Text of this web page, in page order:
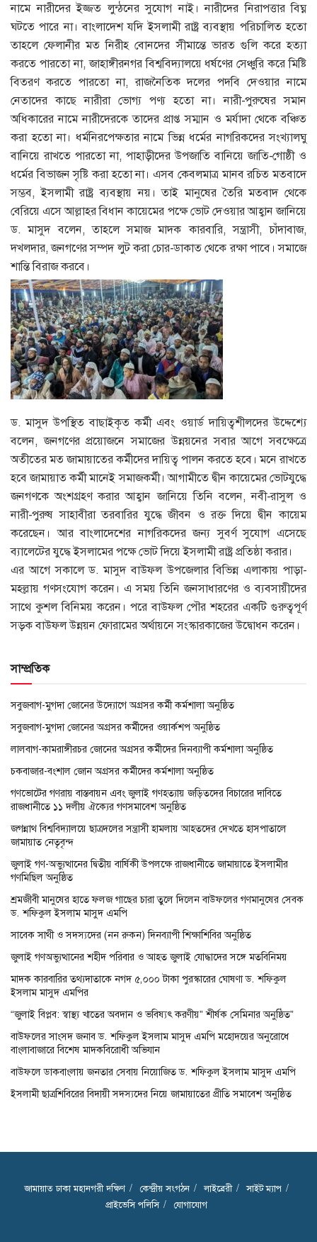
নামে নারীদের ইজ্জত লুন্ঠনের সুযোগ নাই। নারীদের নিরাপত্তার বিঘ্ন
ঘটতে পারে না। বাংলাদেশ যদি ইসলামী রাষ্ট্র ব্যবস্থায় পরিচালিত হতো
তাহলে ফেলানীর মত নিরীহ বোনদের সীমান্তে ভারত গুলি করে হত্যা
করতে পারতো না, জাহাঙ্গীরনগর বিশ্ববিদ্যালয়ে ধর্ষণের সেঞ্চুরি করে মিষ্টি
বিতরণ করতে পারতো না, রাজনৈতিক দলের পদবি দেওয়ার নামে
নেতাদের কাছে নারীরা ভোগ্য পণ্য হতো না। নারী-পুরুষের সমান
অধিকারের নামে নারীদেরকে তাদের প্রাপ্ত সম্মান ও মর্যাদা থেকে বঞ্চিত
করা হতো না। ধর্মনিরপেক্ষতার নামে ভিন্ন ধর্মের নাগরিকদের সংখ্যালঘু
বানিয়ে রাখতে পারতো না, পাহাড়ীদের উপজাতি বানিয়ে জাতি-গোষ্ঠী ও
ধর্মের বিভাজন সৃষ্টি করা হতো না। এসব কেবলমাত্র মানব রচিত মতবাদে
সম্ভব, ইসলামী রাষ্ট্র ব্যবস্থায় নয়। তাই মানুষের তৈরি মতবাদ থেকে
বেরিয়ে এসে আল্লাহর বিধান কায়েমের পক্ষে ভোট দেওয়ার আহ্বান জানিয়ে
ড. মাসুদ বলেন, তাহলে সমাজ মাদক কারবারি, সন্ত্রাসী, চাঁদাবাজ,
দখলদার, জনগণের সম্পদ লুট করা চোর-ডাকাত থেকে রক্ষা পাবে। সমাজে
শান্তি বিরাজ করবে।
ড. মাসুদ উপস্থিত বাছাইকৃত কর্মী এবং ওয়ার্ড দায়িত্বশীলদের উদ্দেশ্যে
বলেন, জনগণের প্রয়োজনে সমাজের উন্নয়নের সবার আগে সবক্ষেত্রে
অতীতের মত জামায়াতের কর্মীদের দায়িত্ব পালন করতে হবে। মনে রাখতে
হবে জামায়াত কর্মী মানেই সমাজকর্মী। আগামীতে দ্বীন কায়েমের ভোটযুদ্ধে
জনগণকে অংশগ্রহণ করার আহ্বান জানিয়ে তিনি বলেন, নবী-রাসুল ও
নারী-পুরুষ সাহাবীরা তরবারির যুদ্ধে জীবন ও রক্ত দিয়ে দ্বীন কায়েম
করেছেন। আর বাংলাদেশের নাগরিকদের জন্য সুবর্ণ সুযোগ এসেছে
ব্যালেটের যুদ্ধে ইসলামের পক্ষে ভোট দিয়ে ইসলামী রাষ্ট্র প্রতিষ্ঠা করার।
এর আগে সকালে ড. মাসুদ বাউফল উপজেলার বিভিন্ন এলাকায় পাড়া-
মহল্লায় গণসংযোগ করেন। এ সময় তিনি জনসাধারণের ও ব্যবসায়ীদের
সাথে কুশল বিনিময় করেন। পরে বাউফল পৌর শহরের একটি গুরুত্বপূর্ণ
সড়ক বাউফল উন্নয়ন ফোরামের অর্থায়নে সংস্কারকাজের উদ্বোধন করেন।
সাম্প্রতিক
সবুজবাগ-মুগদা জোনের উদ্যোগে অগ্রসর কর্মী কর্মশালা অনুষ্ঠিত
সবুজবাগ-মুগদা জোনের অগ্রসর কর্মীদের ওয়ার্কশপ অনুষ্ঠিত
লালবাগ-কামরাঙ্গীরচর জোনের অগ্রসর কর্মীদের দিনব্যাপী কর্মশালা অনুষ্ঠিত
চকবাজার-বংশাল জোন অগ্রসর কর্মীদের কর্মশালা অনুষ্ঠিত
গণভোটের গণরায় বাস্তবায়ন এবং জুলাই গণহত্যায় জড়িতদের বিচারের দাবিতে
রাজধানীতে ১১ দলীয় ঐক্যের গণসমাবেশ অনুষ্ঠিত
জগন্নাথ বিশ্ববিদ্যালয়ে ছাত্রদলের সন্ত্রাসী হামলায় আহতদের দেখতে হাসপাতালে
জামায়াত নেতৃবৃন্দ
জুলাই গণ-অভ্যুত্থানের দ্বিতীয় বার্ষিকী উপলক্ষে রাজধানীতে জামায়াতে ইসলামীর
গণমিছিল অনুষ্ঠিত
শ্রমজীবী মানুষের হাতে ফলজ গাছের চারা তুলে দিলেন বাউফলের গণমানুষের সেবক
ড. শফিকুল ইসলাম মাসুদ এমপি
সাবেক সাথী ও সদস্যদের (নন রুকন) দিনব্যাপী শিক্ষাশিবির অনুষ্ঠিত
জুলাই গণঅভ্যুত্থানের শহীদ পরিবার ও আহত জুলাই যোদ্ধাদের সঙ্গে মতবিনিময়
মাদক কারবারির তথ্যদাতাকে নগদ ৫,০০০ টাকা পুরস্কারের ঘোষণা ড. শফিকুল
ইসলাম মাসুদ এমপির
“জুলাই বিপ্লব: স্বাস্থ্য খাতের অবদান ও ভবিষ্যৎ করণীয়” শীর্ষক সেমিনার অনুষ্ঠিত”
বাউফলের সাংসদ জনাব ড. শফিকুল ইসলাম মাসুদ এমপি মহোদয়ের অনুরোধে
বাংলাবাজারে বিশেষ মাদকবিরোধী অভিযান
বাউফলে ডাকবাংলায় জনতার সেবায় নিয়োজিত ড. শফিকুল ইসলাম মাসুদ এমপি
ইসলামী ছাত্রশিবিরের বিদায়ী সদস্যদের নিয়ে জামায়াতের প্রীতি সমাবেশ অনুষ্ঠিত
জামায়াত ঢাকা মহানগরী দক্ষিণ কেন্দ্রীয় সংগঠন লাইব্রেরী
সাইট ম্যাপ
প্রাইভেসি পলিসি
যোগাযোগ